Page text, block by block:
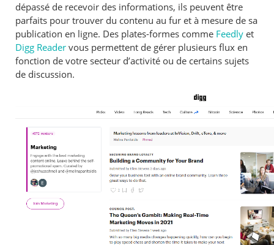
dépassé de recevoir des informations, ils peuvent être
parfaits pour trouver du contenu au fur et à mesure de sa
publication en ligne. Des plates-formes comme Feedly et
Digg Reader vous permettent de gérer plusieurs flux en
fonction de votre secteur d’activité ou de certains sujets
de discussion.